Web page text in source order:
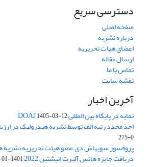
دسترسی سریع
صفحه اصلی
درباره نشریه
اعضای هیات تحریریه
ارسال مقاله
تماس با ما
نقشه سایت
آخرین اخبار
نمایه در پایگاه بین المللی DOAJ1405-03-12
اخذ مجدد رتبه الف توسط نشریه هیدرولیک در
0-275
پروفسور سوبهاش دی عضو هیئت تحریریه نشریه
دریافت جایزه هانس آلبرت انیشتین 2022 1401-01-12